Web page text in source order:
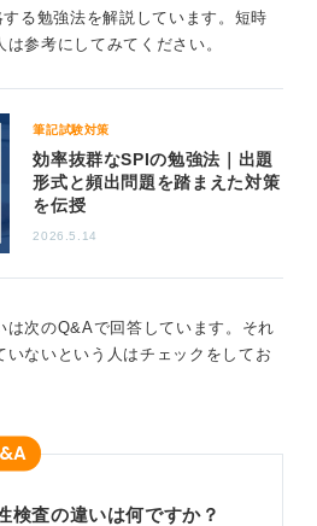
る勉強法を解説しています。短時
参考にしてみてください。
筆記試験対策
効率抜群なSPIの勉強法｜出題
形式と頻出問題を踏まえた対策
を伝授
2026.5.14
は次のQ&Aで回答しています。それ
いないという人はチェックをしてお
検査の違いは何ですか？